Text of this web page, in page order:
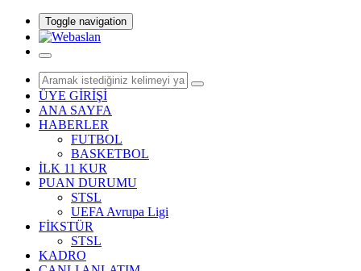
Toggle navigation
ÜYE GİRİŞİ
ANA SAYFA
HABERLER
FUTBOL
BASKETBOL
İLK 11 KUR
PUAN DURUMU
STSL
UEFA Avrupa Ligi
FİKSTÜR
STSL
KADRO